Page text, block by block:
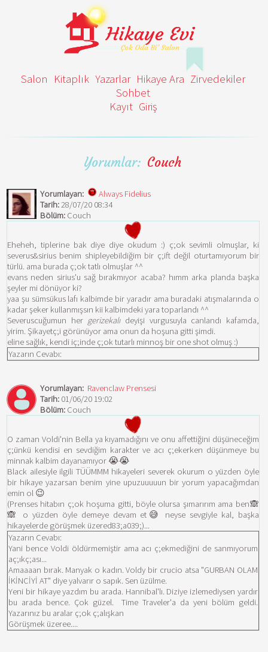
Salon Kitaplık Yazarlar Hikaye Ara Zirvedekiler
Sohbet
Kayıt Giriş
Yorumlar: Couch
Yorumlayan:
Always Fidelius
Tarih:28/07/20 08:34
Bölüm: Couch
Eheheh, tiplerine bak diye diye okudum :) ç;ok sevimli olmuşlar, ki
severus&sirius benim shipleyebildiğim bir ç;ift değil oturtamıyorum bir
türlü. ama burada ç;ok tatlı olmuşlar ^^
evans neden sirius'u sağ bırakmıyor acaba? hımm arka planda başka
şeyler mi dönüyor ki?
yaa şu sümsükus lafı kalbimde bir yaradır ama buradaki atışmalarında o
kadar şeker kullanmışsın kii kalbimdeki yara toparlandı ^^
Severuscuğumun her gerizekalıdeyişi vurgusuyla canlandı kafamda,
yirim. Şikayetç;i görünüyor ama onun da hoşuna gitti şimdi.
eline sağlık, kendi iç;inde ç;ok tutarlı minnoş bir one shot olmuş :)
Yazarın Cevabı:
Yorumlayan: Ravenclaw Prensesi
Tarih: 01/06/20 19:02
Bölüm: Couch
O zaman Voldi'nin Bella ya kıyamadığını ve onu affettiğini düşüneceğim
ç;ünkü kendisi en sevdiğim karakter ve acı ç;ekerken düşünmeye bu
minnak kalbim dayanamıyor 😭😭
Black ailesiyle ilgili TÜÜMMM hikayeleri severek okurum o yüzden öyle
bir hikaye yazarsan benim yine upuzuuuuun bir yorum yapacağımdan
emin ol 😉
(Prenses hitabın ç;ok hoşuma gitti, böyle olursa şımarırım ama ben🙈
🙈 o yüzden öyle demeye devam et😅 neyse sevgiyle kal, başka
hikayelerde görüşmek üzered83;a039;)...
Yazarın Cevabı:
Yani bence Voldi öldürmemiştir ama acı ç;ekmediğini de sanmıyorum
aç;ıkç;ası...
Amaaaan bırak. Manyak o kadın. Voldy bir crucio atsa "GURBAN OLAM
İKİNCİYİ AT" diye yalvarır o sapık. Sen üzülme.
Yeni bir hikaye yazdım bu arada. Hannibal'lı. Diziye izlemediysen yardır
bu arada bence. Çok güzel. Time Traveler'a da yeni bölüm geldi.
Yazarınız bu aralar ç;ok ç;alışkan
Görüşmek üzeree....